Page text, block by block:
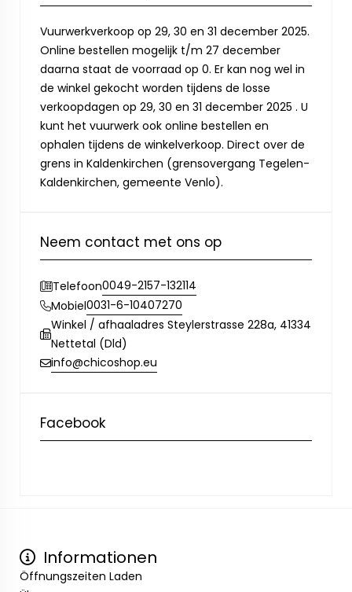
Vuurwerkverkoop op 29, 30 en 31 december 2025.
Online bestellen mogelijk t/m 27 december
daarna staat de voorraad op 0. Er kan nog wel in
de winkel gekocht worden tijdens de losse
verkoopdagen op 29, 30 en 31 december 2025 . U
kunt het vuurwerk ook online bestellen en
ophalen tijdens de winkelverkoop. Direct over de
grens in Kaldenkirchen (grensovergang Tegelen-
Kaldenkirchen, gemeente Venlo).
Neem contact met ons op
Telefoon0049-2157-132114
Mobiel0031-6-10407270
Winkel / afhaaladres Steylerstrasse 228a, 41334
Nettetal (Dld)
info@chicoshop.eu
Facebook
Informationen
Öffnungszeiten Laden